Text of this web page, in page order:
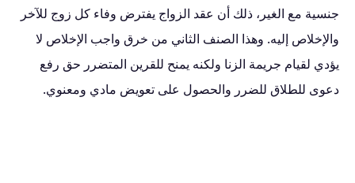
جنسية مع الغير، ذلك أن عقد الزواج يفترض وفاء كل زوج للآخر
والإخلاص إليه. وهذا الصنف الثاني من خرق واجب الإخلاص لا
يؤدي لقيام جريمة الزنا ولكنه يمنح للقرين المتضرر حق رفع
دعوى للطلاق للضرر والحصول على تعويض مادي ومعنوي.